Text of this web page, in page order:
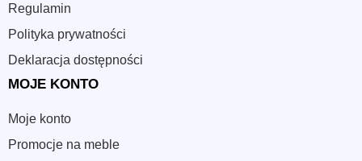
Regulamin
Polityka prywatności
Deklaracja dostępności
MOJE KONTO
Moje konto
Promocje na meble